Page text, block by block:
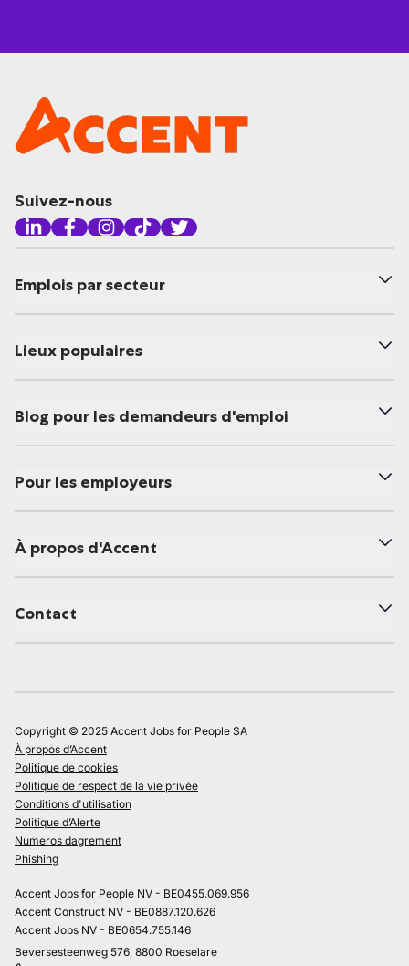
Suivez-nous
Emplois par secteur
Lieux populaires
Blog pour les demandeurs d'emploi
Pour les employeurs
À propos d'Accent
Contact
Copyright © 2025 Accent Jobs for People SA
À propos d’Accent
Politique de cookies
Politique de respect de la vie privée
Conditions d'utilisation
Politique d’Alerte
Numeros dagrement
Phishing
Accent Jobs for People NV - BE0455.069.956
Accent Construct NV - BE0887.120.626
Accent Jobs NV - BE0654.755.146
Beversesteenweg 576, 8800 Roeselare